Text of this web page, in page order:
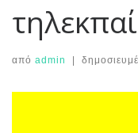
από admin |